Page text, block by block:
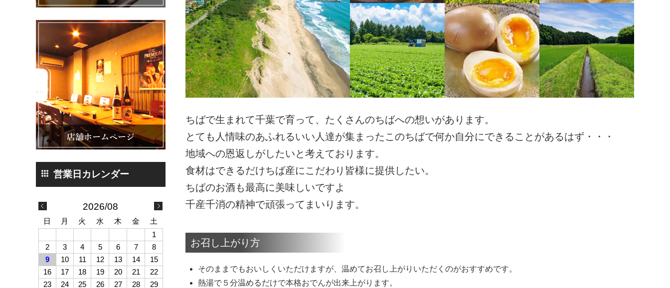
ちばで生まれて千葉で育って、たくさんのちばへの想いがあります。
とても人情味のあふれるいい人達が集まったこのちばで何か自分にできることがあるはず・・・
地域への恩返しがしたいと考えております。
食材はできるだけちば産にこだわり皆様に提供したい。
ちばのお酒も最高に美味しいですよ
千産千消の精神で頑張ってまいります。
お召し上がり方
そのままでもおいしくいただけますが、温めてお召し上がりいただくのがおすすめです。
熱湯で５分温めるだけで本格おでんが出来上がります。
2026/08
日 月 火 水 木 金
土
1
2
3 4 5 6 7
8
9
10 11 12 13 14
15
16
17 18 19 20 21
22
23
24 25 26 27 28
29